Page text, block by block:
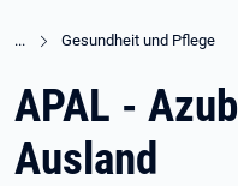
Gesundheit und Pflege
APAL -
Ausland